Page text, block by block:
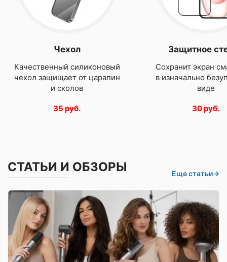
Чехол
Качественный силиконовый
чехол защищает от царапин
и сколов
35 руб.
Защитное
Сохранит экран
в изначально
виде
30 руб.
СТАТЬИ И ОБЗОРЫ Еще статьи→